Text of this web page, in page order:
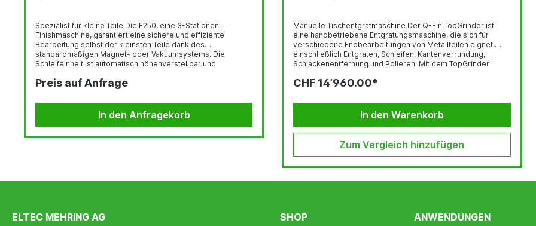
Spezialist für kleine Teile Die F250, eine 3-Stationen-
Finishmaschine, garantiert eine sichere und effiziente
Bearbeitung selbst der kleinsten Teile dank des
standardmäßigen Magnet- oder Vakuumsystems. Die
Schleifeinheit ist automatisch höhenverstellbar und
Ausschalten nach oben bewegt. Die Bürsteneinheiten sind
mit elektrischer Kompensation ausgestattet, um den Kontakt
zwischen Förderband und Rundbürsten beim Schleifen von
Dünnblech zu vermeiden.Mit dem intuitiven Touchscreen
Preis auf Anfrage
In den Anfragekorb
Manuelle Tischentgratmaschine Der Q-Fin TopGrinder ist
eine handbetriebene Entgratungsmaschine, die sich für
verschiedene Endbearbeitungen von Metallteilen eignet,
einschließlich Entgraten, Schleifen, Kantenverrundung,
Schlackenentfernung und Polieren. Mit dem TopGrinder
geringen Kosten durchführen. Mit dieser Maschine
hochwertige Verrundungen zu erzielen, Grate leicht
abzuschleifen und sogar auf Hochglanz zu polieren. Der
TopGrinder ist ergonomisch gebaut,...
CHF 14’960.00*
In den Warenkorb
Zum Vergleich hinzufügen
ELTEC MEHRING AG SHOP ANWENDUNGEN